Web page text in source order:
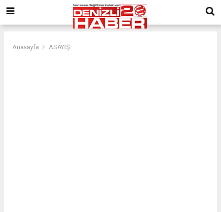
Anasayfa ASAYİŞ